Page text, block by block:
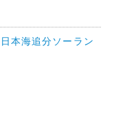
本海追分ソーラン